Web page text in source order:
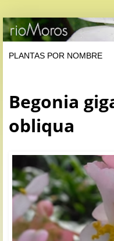
Begonia
obliqua